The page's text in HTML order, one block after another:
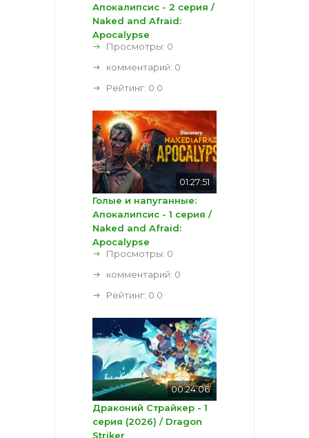
Апокалипсис - 2 серия /
Naked and Afraid:
Apocalypse
Просмотры: 0
комментарий: 0
Рейтинг: 0.0
01:27:51
Голые и напуганные:
Апокалипсис - 1 серия /
Naked and Afraid:
Apocalypse
Просмотры: 0
комментарий: 0
Рейтинг: 0.0
00:24:06
Драконий Страйкер - 1
серия (2026) / Dragon
Striker